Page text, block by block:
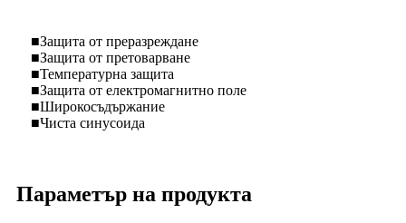
■Защита от преразреждане
■Защита от претоварване
■Температурна защита
■Защита от електромагнитно поле
■Широкосъдържание
■Чиста синусоида
Параметър на продукта